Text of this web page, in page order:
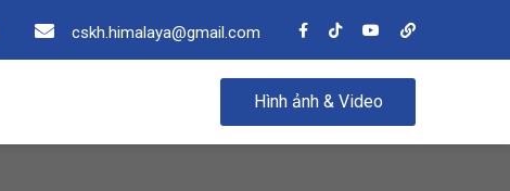
cskh.himalaya@gmail.com
Hình ảnh & Video